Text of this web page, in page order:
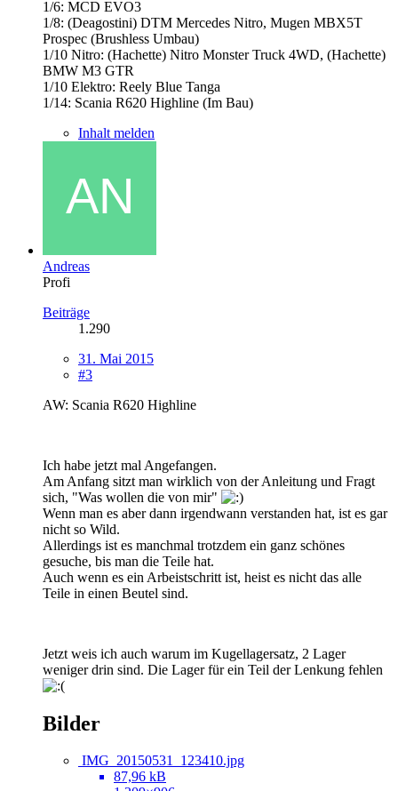
1/6: MCD EVO3
1/8: (Deagostini) DTM Mercedes Nitro, Mugen MBX5T
Prospec (Brushless Umbau)
1/10 Nitro: (Hachette) Nitro Monster Truck 4WD, (Hachette)
BMW M3 GTR
1/10 Elektro: Reely Blue Tanga
1/14: Scania R620 Highline (Im Bau)
Inhalt melden
Andreas
Profi
Beiträge
1.290
31. Mai 2015
#3
AW: Scania R620 Highline
Ich habe jetzt mal Angefangen.
Am Anfang sitzt man wirklich von der Anleitung und Fragt
sich, "Was wollen die von mir"
Wenn man es aber dann irgendwann verstanden hat, ist es gar
nicht so Wild.
Allerdings ist es manchmal trotzdem ein ganz schönes
gesuche, bis man die Teile hat.
Auch wenn es ein Arbeistschritt ist, heist es nicht das alle
Teile in einen Beutel sind.
Jetzt weis ich auch warum im Kugellagersatz, 2 Lager
weniger drin sind. Die Lager für ein Teil der Lenkung fehlen
Bilder
IMG_20150531_123410.jpg
87,96 kB